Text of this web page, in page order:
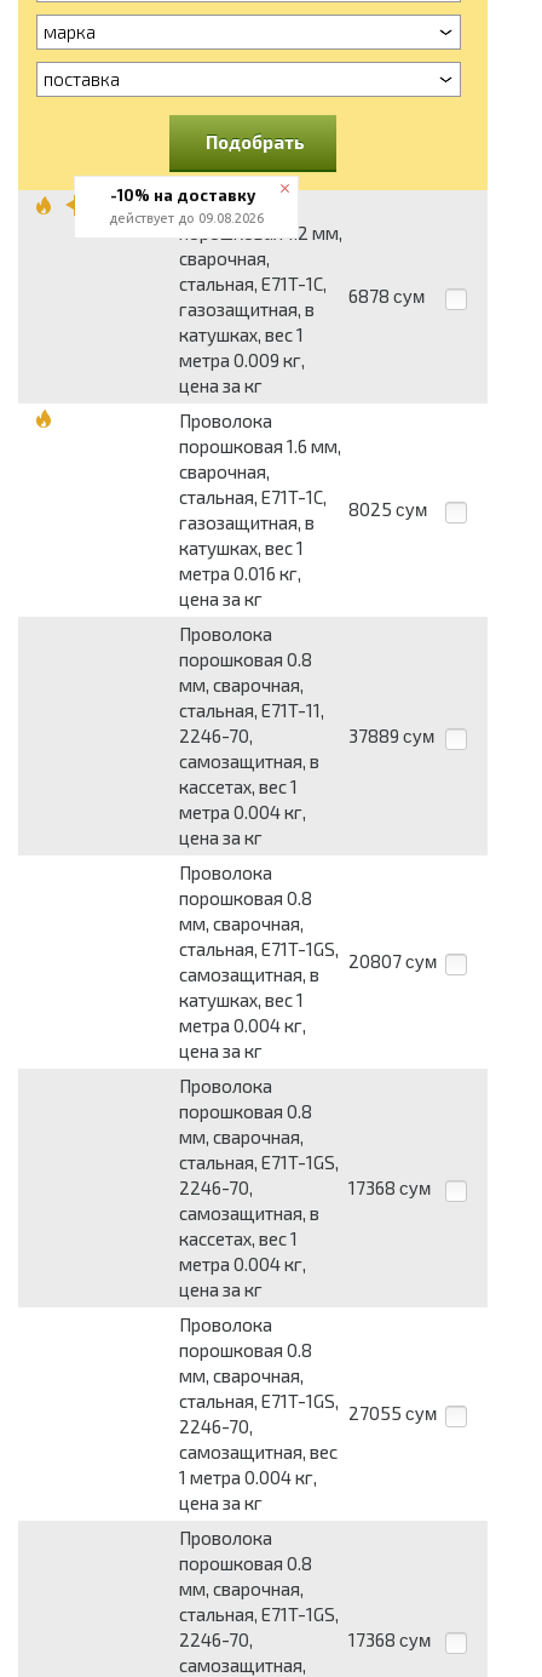
марка
поставка
Подобрать
Проволока
порошковая 1.2 мм,
сварочная,
стальная, E71T-1C,
газозащитная, в
катушках, вес 1
метра 0.009 кг,
цена за кг
6878 сум
Проволока
порошковая 1.6 мм,
сварочная,
стальная, E71T-1C,
газозащитная, в
катушках, вес 1
метра 0.016 кг,
цена за кг
8025 сум
Проволока
порошковая 0.8
мм, сварочная,
стальная, E71T-11,
2246-70,
самозащитная, в
кассетах, вес 1
метра 0.004 кг,
цена за кг
37889 сум
Проволока
порошковая 0.8
мм, сварочная,
стальная, E71T-1GS,
самозащитная, в
катушках, вес 1
метра 0.004 кг,
цена за кг
20807 сум
Проволока
порошковая 0.8
мм, сварочная,
стальная, E71T-1GS,
2246-70,
самозащитная, в
кассетах, вес 1
метра 0.004 кг,
цена за кг
17368 сум
Проволока
порошковая 0.8
мм, сварочная,
стальная, E71T-1GS,
2246-70,
самозащитная, вес
1 метра 0.004 кг,
цена за кг
27055 сум
Проволока
порошковая 0.8
мм, сварочная,
стальная, E71T-1GS,
2246-70,
самозащитная,
17368 сум
-10% на доставку
действует до 09.08.2026